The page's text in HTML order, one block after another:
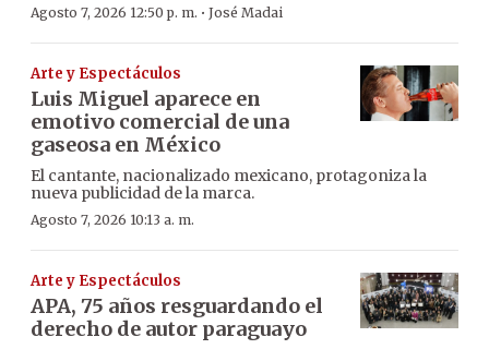
Agosto 7, 2026 12:50 p. m. · José Madai
Arte y Espectáculos
Luis Miguel aparece en
emotivo comercial de una
gaseosa en México
El cantante, nacionalizado mexicano, protagoniza la
nueva publicidad de la marca.
Agosto 7, 2026 10:13 a. m.
Arte y Espectáculos
APA, 75 años resguardando el
derecho de autor paraguayo